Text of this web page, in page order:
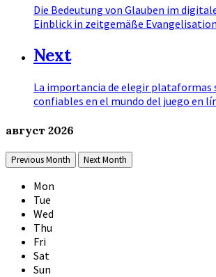
Die Bedeutung von Glauben im
Einblick in zeitgemäße Evangelisation
Next
La importancia de elegir plataformas
confiables en el mundo del juego en
август 2026
Previous Month Next Month
Mon
Tue
Wed
Thu
Fri
Sat
Sun